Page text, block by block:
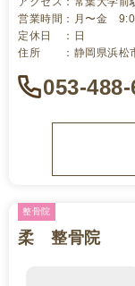
営業時間：月〜金
定休日 ：日
住所 ：静岡県浜松
053-
柔 整骨院
整骨院